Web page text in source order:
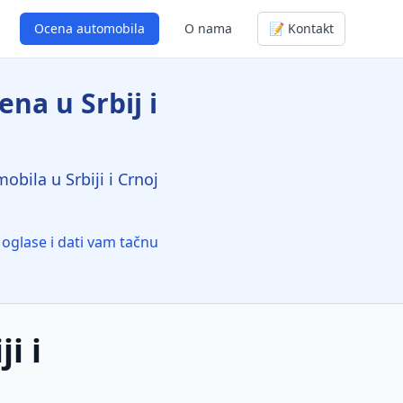
Ocena automobila O nama 📝 Kontakt
u Srbij i
u Srbiji i Crnoj
i dati vam tačnu
i